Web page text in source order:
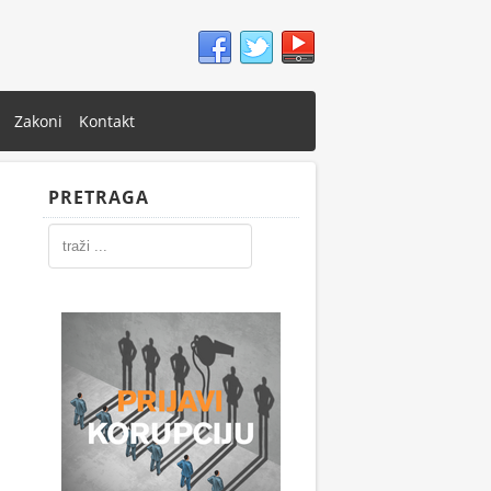
Zakoni Kontakt
PRETRAGA